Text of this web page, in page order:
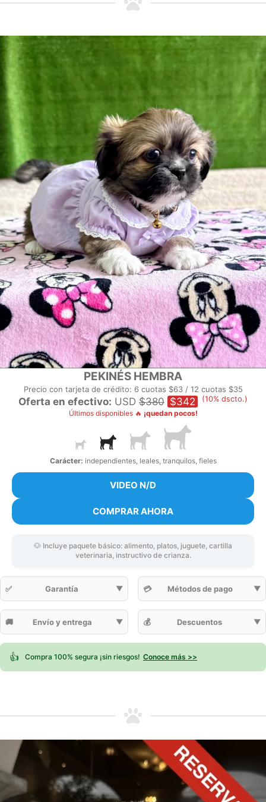
PEKINÉS HEMBRA
Precio con tarjeta de crédito: 6 cuotas $63 / 12 cuotas $35
Oferta en efectivo: USD $380 $342
(10% dscto.)
Últimos disponibles 🔥 ¡quedan pocos!
Carácter: independientes, leales, tranquilos, fieles
VIDEO N/D
COMPRAR AHORA
🐶 Incluye paquete básico: alimento, platos, juguete, cartilla
veterinaria, instructivo de crianza.
✅ Garantía ▼
🚚 Envío y entrega ▼
💳 Métodos de pago ▼
💰 Descuentos ▼
👍 Compra 100% segura ¡sin riesgos! Conoce más >>